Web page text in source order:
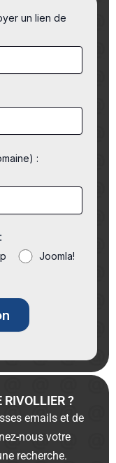
un lien de
:
Joomla!
RIVOLLIER ?
emails et de
nous votre
recherche.